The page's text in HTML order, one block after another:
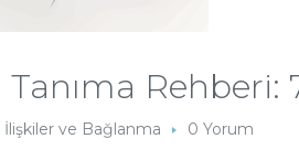
Tanıma
İlişkiler ve Bağlanma 0 Yorum